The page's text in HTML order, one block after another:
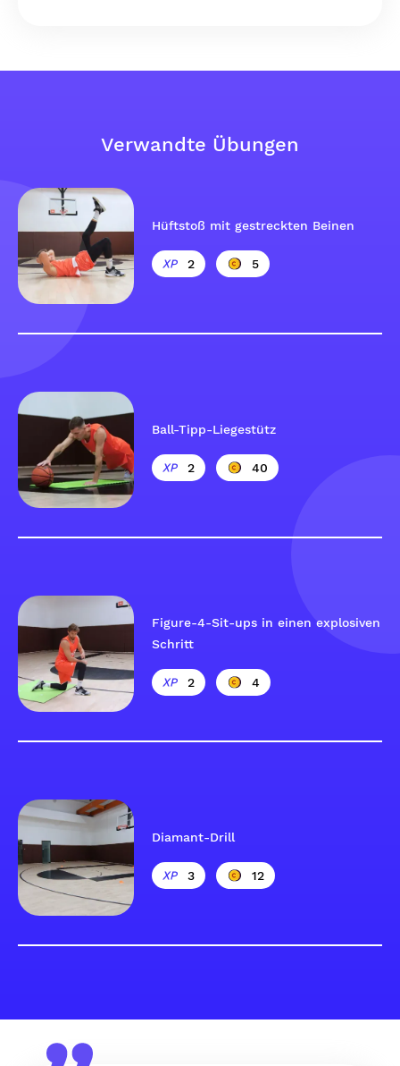
Verwandte Übungen
Hüftstoß mit gestreckten Beinen
2 5
Ball-Tipp-Liegestütz
2 40
Figure-4-Sit-ups in einen explosiven
Schritt
2 4
Diamant-Drill
3 12